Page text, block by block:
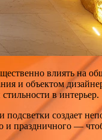
влиять на
и объектом
в интерьер.
подсветки создает
и праздничного —